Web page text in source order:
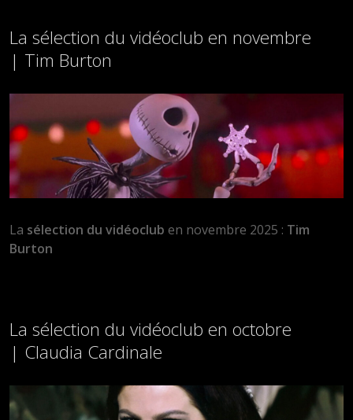
La sélection du vidéoclub en novembre
| Tim Burton
La sélection du vidéoclub en novembre 2025 : Tim
Burton
La sélection du vidéoclub en octobre
| Claudia Cardinale